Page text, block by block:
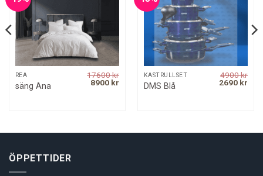
REA
säng Ana
17600kr
Original
8900 kr Current
KASTRULLSET
DMS Blå
4900kr
Original
2690 kr
ÖPPETTIDER